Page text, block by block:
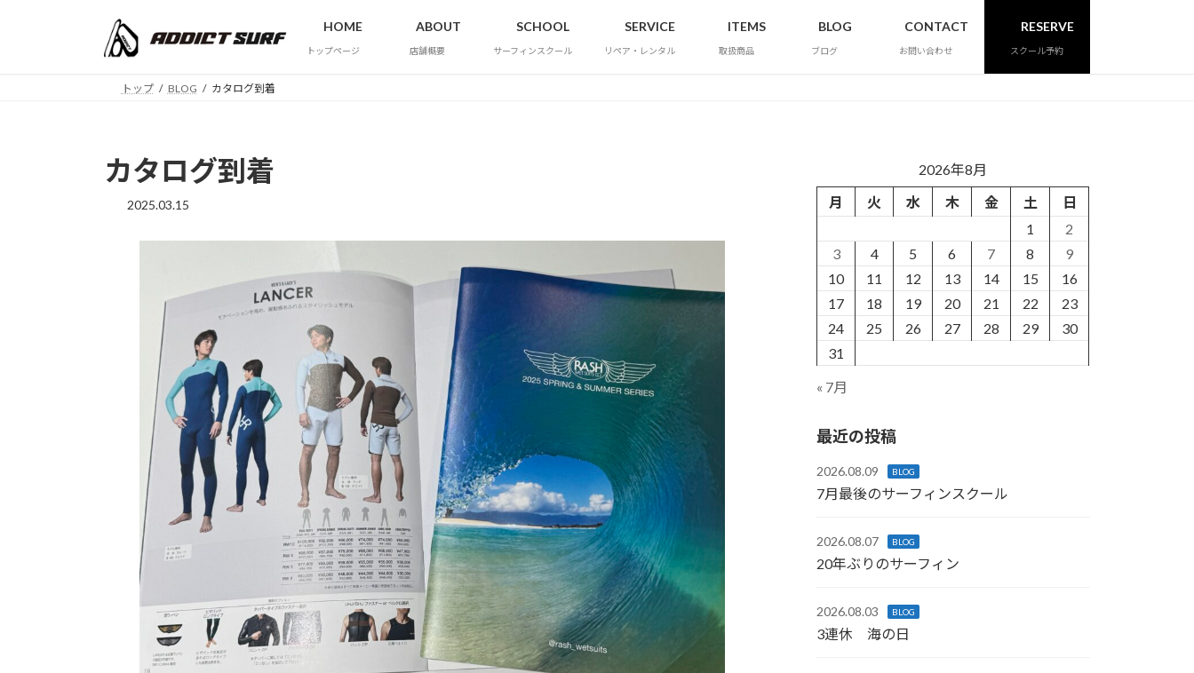
HOME
トップページ
ABOUT
店舗概要
SCHOOL
サーフィンスクール
SERVICE
リペア・レンタル
ITEMS
取扱商品
BLOG
ブログ
CONTACT
お問い合わせ
RESERVE
スクール予約
トップ BLOG カタログ到着
カタログ到着
2025.03.15
2026年8月
月
火 水 木 金 土
日
1
2
3
4 5 6 7 8
9
10
11 12 13 14 15
16
17
18 19 20 21 22
23
24
25 26 27 28 29
30
31
« 7月
最近の投稿
2026.08.09 BLOG
7月最後のサーフィンスクール
2026.08.07 BLOG
20年ぶりのサーフィン
2026.08.03 BLOG
3連休 海の日